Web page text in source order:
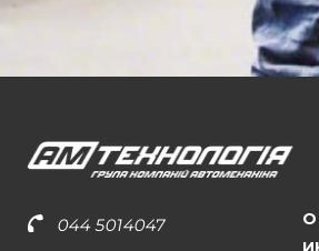
044 5014047